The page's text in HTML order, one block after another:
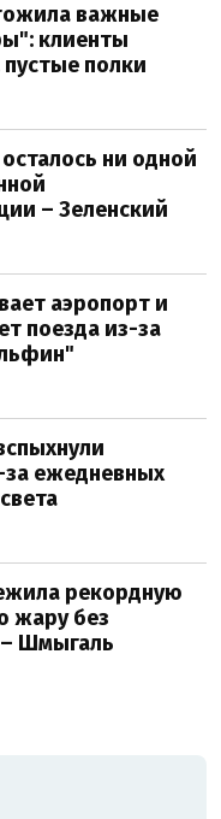
важные
клиенты
полки
ни одной
– Зеленский
аэропорт и
поезда из-за
ежедневных
рекордную
жару без
Шмыгаль